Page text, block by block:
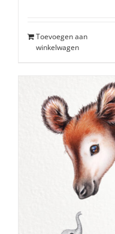
Toevoegen aan
winkelwagen